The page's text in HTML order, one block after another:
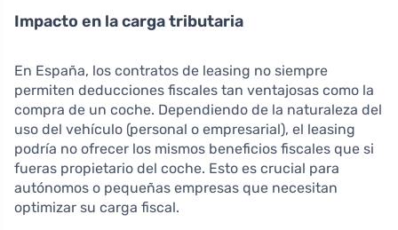
Impacto en la carga tributaria
En España, los contratos de leasing no siempre
permiten deducciones fiscales tan ventajosas como la
compra de un coche. Dependiendo de la naturaleza del
uso del vehículo (personal o empresarial), el leasing
podría no ofrecer los mismos beneficios fiscales que si
fueras propietario del coche. Esto es crucial para
autónomos o pequeñas empresas que necesitan
optimizar su carga fiscal.